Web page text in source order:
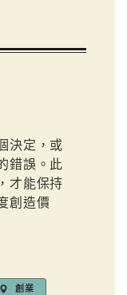
決定，或
錯誤。此
才能保持
創造價
創業